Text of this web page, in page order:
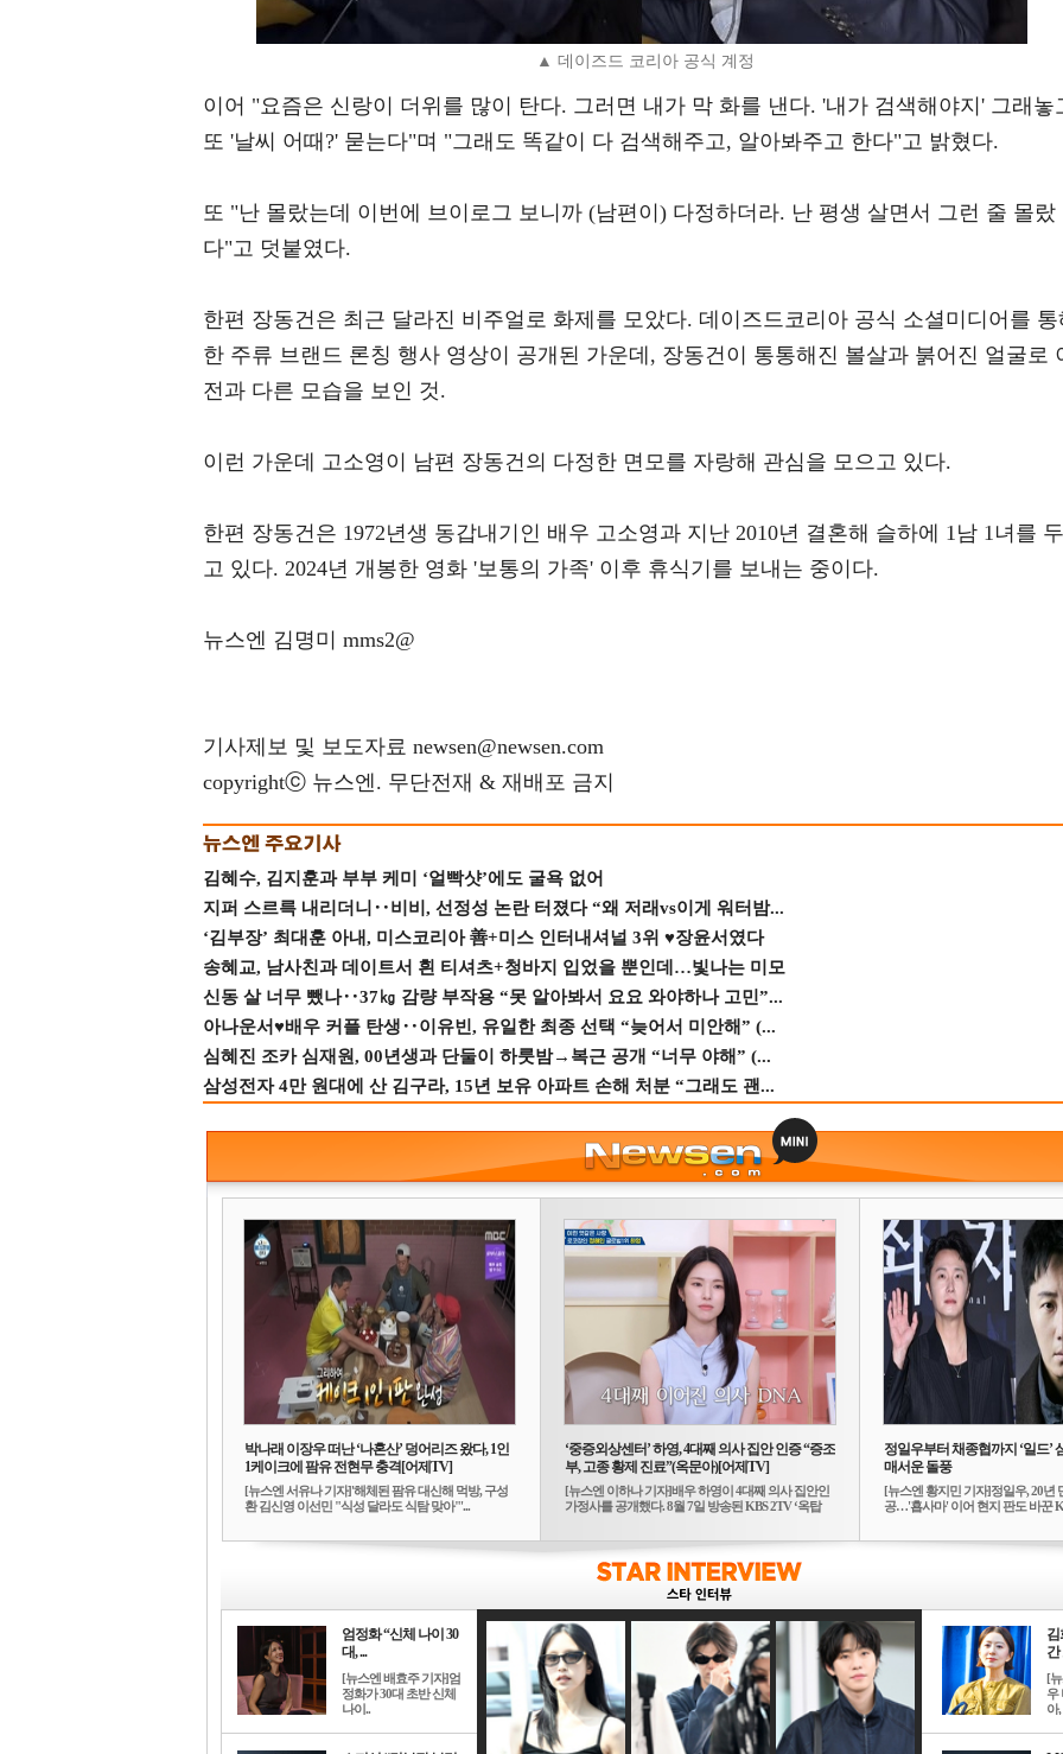
▲ 데이즈드 코리아 공식 계정
이어 "요즘은 신랑이 더위를 많이 탄다. 그러면 내가 막 화를 낸다. '내가 검색해야지' 그래놓
또 '날씨 어때?' 묻는다"며 "그래도 똑같이 다 검색해주고, 알아봐주고 한다"고 밝혔다.
또 "난 몰랐는데 이번에 브이로그 보니까 (남편이) 다정하더라. 난 평생 살면서 그런 줄 몰랐
다"고 덧붙였다.
한편 장동건은 최근 달라진 비주얼로 화제를 모았다. 데이즈드코리아 공식 소셜미디어를 통
한 주류 브랜드 론칭 행사 영상이 공개된 가운데, 장동건이 통통해진 볼살과 붉어진 얼굴로
전과 다른 모습을 보인 것.
이런 가운데 고소영이 남편 장동건의 다정한 면모를 자랑해 관심을 모으고 있다.
한편 장동건은 1972년생 동갑내기인 배우 고소영과 지난 2010년 결혼해 슬하에 1남 1녀를 두
고 있다. 2024년 개봉한 영화 '보통의 가족' 이후 휴식기를 보내는 중이다.
뉴스엔 김명미 mms2@
기사제보 및 보도자료 newsen@newsen.com
copyrightⓒ 뉴스엔. 무단전재 & 재배포 금지
김혜수, 김지훈과 부부 케미 ‘얼빡샷’에도 굴욕 없어
지퍼 스르륵 내리더니‥비비, 선정성 논란 터졌다 “왜 저래vs이게 워터밤...
‘김부장’ 최대훈 아내, 미스코리아 善+미스 인터내셔널 3위 ♥장윤서였다
송혜교, 남사친과 데이트서 흰 티셔츠+청바지 입었을 뿐인데…빛나는 미모
신동 살 너무 뺐나‥37㎏ 감량 부작용 “못 알아봐서 요요 와야하나 고민”...
아나운서♥배우 커플 탄생‥이유빈, 유일한 최종 선택 “늦어서 미안해” (...
심혜진 조카 심재원, 00년생과 단둘이 하룻밤→복근 공개 “너무 야해” (...
삼성전자 4만 원대에 산 김구라, 15년 보유 아파트 손해 처분 “그래도 괜...
박나래 이장우 떠난 ‘나혼산’ 덩어리즈 왔다, 1인
1케이크에 팜유 전현무 충격[어제TV]
[뉴스엔 서유나 기자]'해체된 팜유 대신해 먹방, 구성
환 김신영 이선민 "식성 달라도 식탐 맞아"'...
‘중증외상센터’ 하영, 4대째 의사 집안 인증 “증조
부, 고종 황제 진료”(옥문아)[어제TV]
[뉴스엔 이하나 기자]배우 하영이 4대째 의사 집안인
가정사를 공개했다. 8월 7일 방송된 KBS 2TV ‘옥탑
정일우부터 채종협까지 ‘일드’
매서운 돌풍
[뉴스엔 황지민 기자]정일우, 20년
공…'횹사마' 이어 현지 판도 바꾼
엄정화 “신체 나이 30
대, ...
[뉴스엔 배효주 기자]엄
정화가 30대 초반 신체
나이..
김
간
[
우
아,